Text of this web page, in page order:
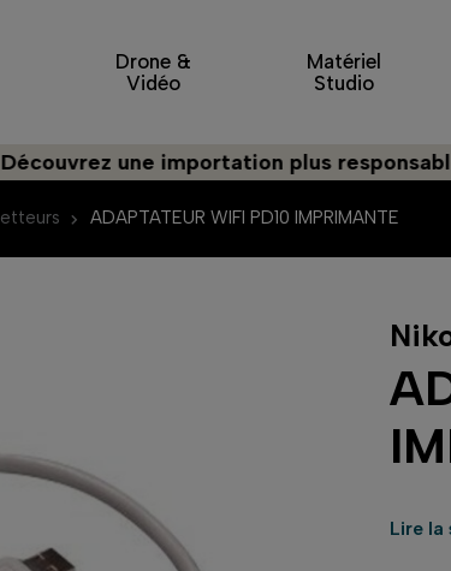
Drone &
Vidéo
Matériel
Studio
une importation plus responsable
ADAPTATEUR WIFI PD10 IMPRIMANTE
Lire la